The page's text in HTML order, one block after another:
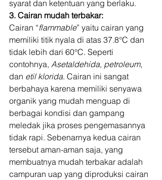
syarat dan ketentuan yang berlaku.
3. Cairan mudah terbakar:
Cairan “flammable” yaitu cairan yang
memiliki titik nyala di atas 37.8°C dan
tidak lebih dari 60°C. Seperti
contohnya, Asetaldehida, petroleum,
dan etil klorida. Cairan ini sangat
berbahaya karena memiliki senyawa
organik yang mudah menguap di
berbagai kondisi dan gampang
meledak jika proses pengemasannya
tidak rapi. Sebenarnya kedua cairan
tersebut aman-aman saja, yang
membuatnya mudah terbakar adalah
campuran uap yang diproduksi cairan